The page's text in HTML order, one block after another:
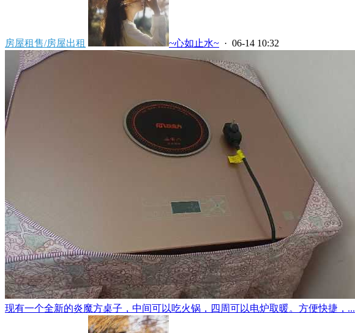
房屋租售/房屋出租 ~心如止水~ · 06-14 10:32
现有一个全新的炎魔方桌子，中间可以吃火锅，四周可以电炉取暖。方便快捷，...